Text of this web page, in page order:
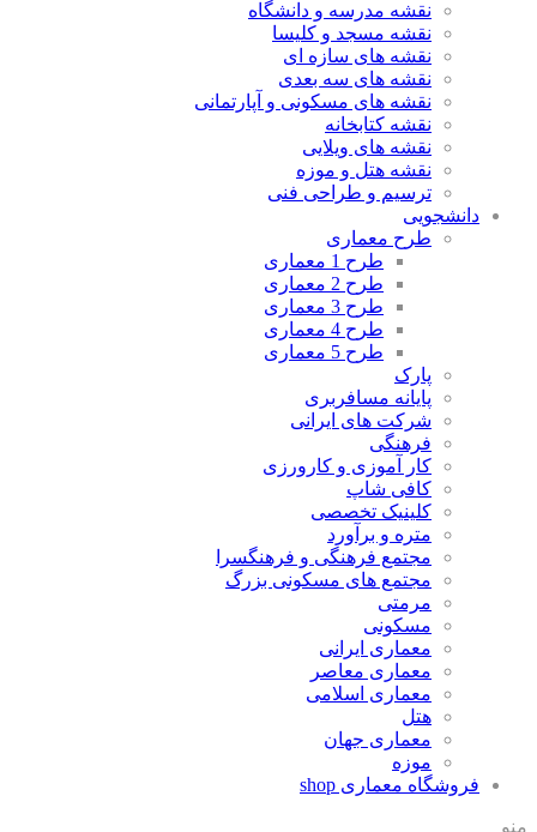
نقشه مدرسه و دانشگاه
نقشه مسجد و کلیسا
نقشه های سازه ای
نقشه های سه بعدی
نقشه های مسکونی و آپارتمانی
نقشه کتابخانه
نقشه های ویلایی
نقشه هتل و موزه
ترسیم و طراحی فنی
دانشجویی
طرح معماری
طرح 1 معماری
طرح 2 معماری
طرح 3 معماری
طرح 4 معماری
طرح 5 معماری
پارک
پایانه مسافربری
شرکت های ایرانی
فرهنگی
کار آموزی و کارورزی
کافی شاپ
کلینیک تخصصی
متره و برآورد
مجتمع فرهنگی و فرهنگسرا
مجتمع های مسکونی بزرگ
مرمتی
مسکونی
معماری ایرانی
معماری معاصر
معماری اسلامی
هتل
معماری جهان
موزه
فروشگاه معماری shop
منو